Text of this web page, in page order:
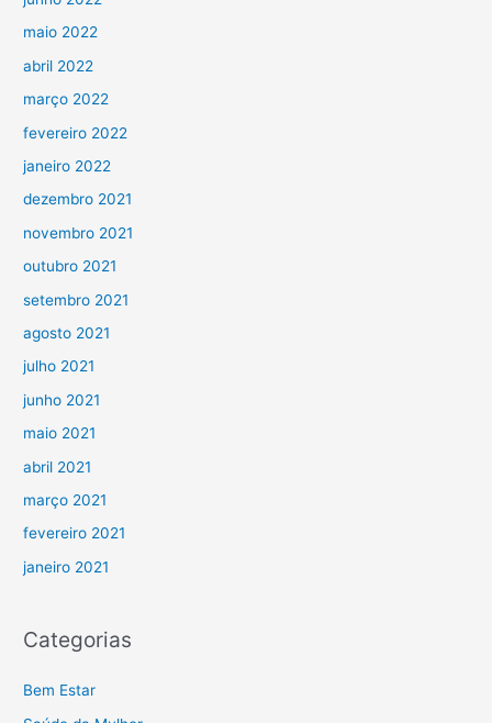
maio 2022
abril 2022
março 2022
fevereiro 2022
janeiro 2022
dezembro 2021
novembro 2021
outubro 2021
setembro 2021
agosto 2021
julho 2021
junho 2021
maio 2021
abril 2021
março 2021
fevereiro 2021
janeiro 2021
Categorias
Bem Estar